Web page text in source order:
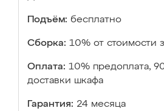
Подъём: бесплатно
Сборка: 10% от стоимости
Оплата: 10% предоплата,
доставки шкафа
Гарантия: 24 месяца